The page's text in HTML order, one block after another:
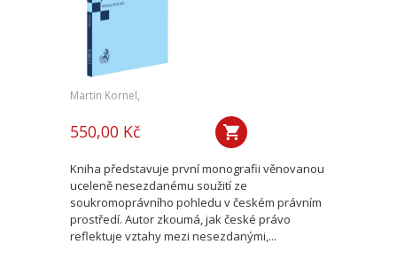
Martin Kornel,
550,00 Kč
Kniha představuje první monografii věnovanou
uceleně nesezdanému soužití ze
soukromoprávního pohledu v českém právním
prostředí. Autor zkoumá, jak české právo
reflektuje vztahy mezi nesezdanými,...